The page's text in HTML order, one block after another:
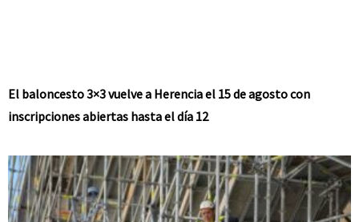
El baloncesto 3×3 vuelve a Herencia el 15 de agosto con
inscripciones abiertas hasta el día 12